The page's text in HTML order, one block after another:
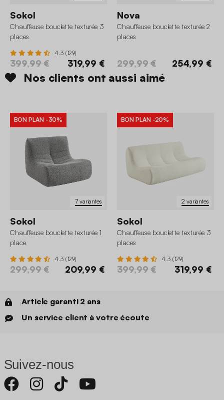
Sokol
Chauffeuse bouclette texturée 3
places
4.3 (129)
399,99 € 319,99 €
Nova
Chauffeuse bouclette texturée 2
places
299,99 € 254,99 €
Nos clients ont aussi aimé
7 variantes
BON PLAN -30%
Sokol
Chauffeuse bouclette texturée 1
place
4.3 (129)
299,99 € 209,99 €
2 variantes
BON PLAN -20%
Sokol
Chauffeuse bouclette texturée 3
places
4.3 (129)
399,99 € 319,99 €
Article garanti 2 ans
Un service client à votre écoute
Suivez-nous